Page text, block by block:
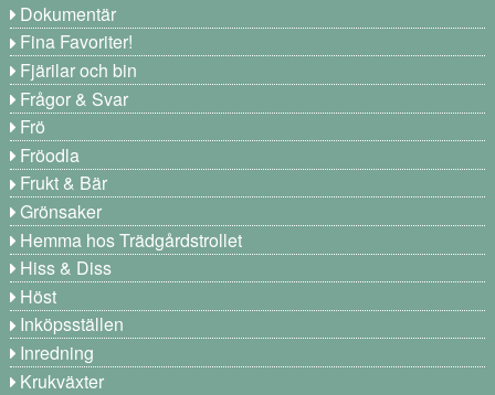
Dokumentär
Fina Favoriter!
Fjärilar och bin
Frågor & Svar
Frö
Fröodla
Frukt & Bär
Grönsaker
Hemma hos Trädgårdstrollet
Hiss & Diss
Höst
Inköpsställen
Inredning
Krukväxter